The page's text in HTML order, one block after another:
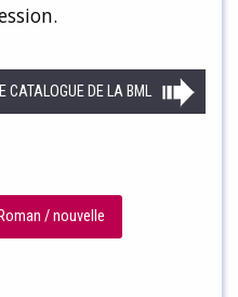
CATALOGUE DE LA BML
/ nouvelle